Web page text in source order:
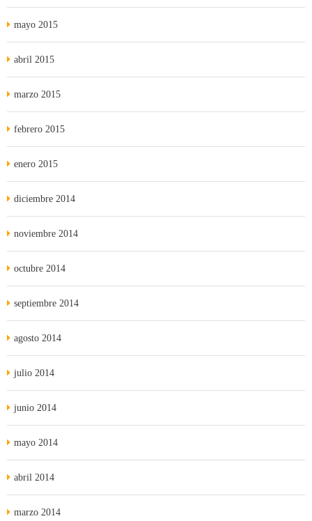
mayo 2015
abril 2015
marzo 2015
febrero 2015
enero 2015
diciembre 2014
noviembre 2014
octubre 2014
septiembre 2014
agosto 2014
julio 2014
junio 2014
mayo 2014
abril 2014
marzo 2014